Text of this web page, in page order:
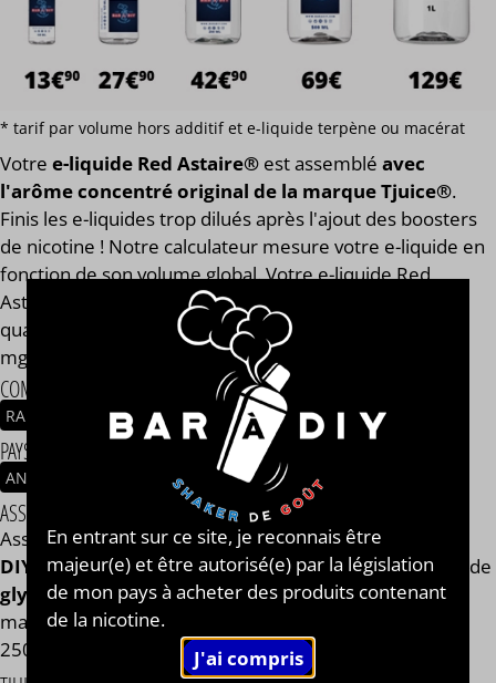
* tarif par volume hors additif et e-liquide terpène ou macérat
Votre e-liquide Red Astaire® est assemblé avec
l'arôme concentré original de la marque Tjuice®.
Finis les e-liquides trop dilués après l'ajout des boosters
de nicotine ! Notre calculateur mesure votre e-liquide en
fonction de son volume global. Votre e-liquide Red
Astaire® aura toujours le même goût et les mêmes
qualités gustatives, que vous soyez en 0, 2, 9, 11 ou 14
mg/ml.
COMPOSITION
RAISIN FRUITS ROUGES
PAYS / ORIGINE DU CONCENTRÉ
ANGLETERRE
ASSEMBLAGE
Assemblage réalisé à PLOUESCAT - France par
DIY®. Composé demono propylène glycol végétal
, de
glycérine végétale et de l'arôme Red Astaire® de la
marque Tjuice®. Disponible en flacon de 50ml, 125ml,
250ml, 500ml et 1L. STEEP : 1 jour.
En entrant sur ce site, je reconnais être
majeur(e) et être autorisé(e) par la législation
de mon pays à acheter des produits contenant
de la nicotine.